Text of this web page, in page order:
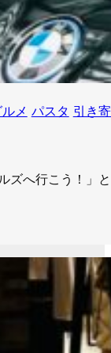
メ パスタ 引き
ズへ行こう！」